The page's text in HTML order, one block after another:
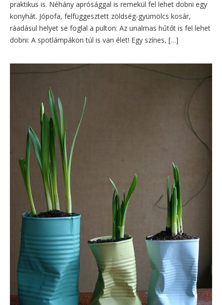
praktikus is. Néhány aprósággal is remekül fel lehet dobni egy
konyhát. Jópofa, felfüggesztett zöldség-gyümölcs kosár,
ráadásul helyet se foglal a pulton: Az unalmas hűtőt is fel lehet
dobni: A spotlámpákon túl is van élet! Egy színes, […]